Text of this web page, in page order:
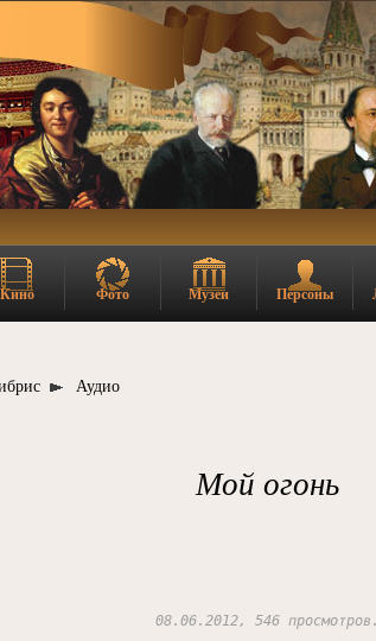
Кино Фото Музеи Персоны
Аудио
Мой огонь
08.06.2012, 546 просмотров.